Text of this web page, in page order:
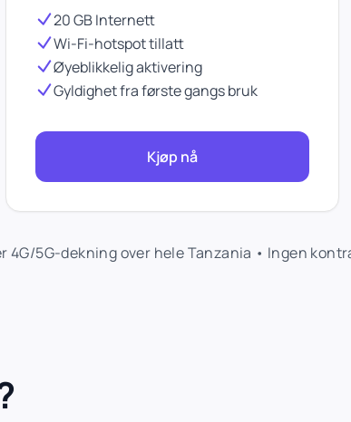
20 GB Internett
Wi-Fi-hotspot tillatt
Øyeblikkelig aktivering
Gyldighet fra første gangs bruk
Kjøp nå
4G/5G-dekning over hele Tanzania • Ingen